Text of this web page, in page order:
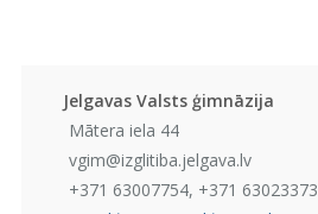
Jelgavas Valsts ģimnāzija
Mātera iela 44
vgim@izglitiba.jelgava.lv
+371 63007754, +371 63023373